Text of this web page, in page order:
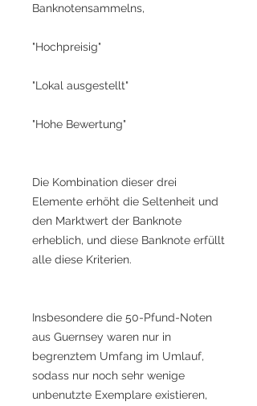
Banknotensammelns,
"Hochpreisig"
"Lokal ausgestellt"
"Hohe Bewertung"
Die Kombination dieser drei
Elemente erhöht die Seltenheit und
den Marktwert der Banknote
erheblich, und diese Banknote erfüllt
alle diese Kriterien.
Insbesondere die 50-Pfund-Noten
aus Guernsey waren nur in
begrenztem Umfang im Umlauf,
sodass nur noch sehr wenige
unbenutzte Exemplare existieren,